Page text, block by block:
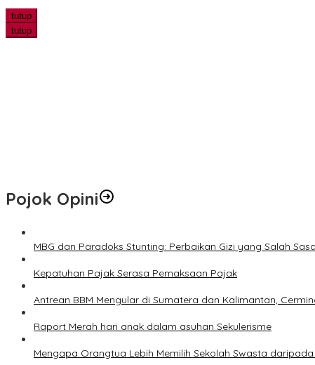
tutup
tutup
Pojok Opini
MBG dan Paradoks Stunting: Perbaikan Gizi yang Salah
Kepatuhan Pajak Serasa Pemaksaan Pajak
Antrean BBM Mengular di Sumatera dan Kalimantan,
Raport Merah hari anak dalam asuhan Sekulerisme
Mengapa Orangtua Lebih Memilih Sekolah Swasta